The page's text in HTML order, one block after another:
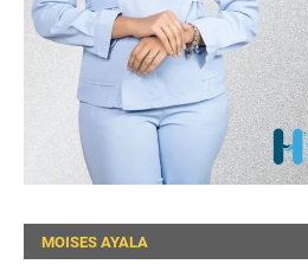
MOISES AYALA